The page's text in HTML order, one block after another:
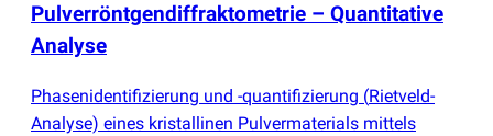
Pulverröntgendiffraktometrie – Quantitative
Analyse
Phasenidentifizierung und -quantifizierung (Rietveld-
Analyse) eines kristallinen Pulvermaterials mittels